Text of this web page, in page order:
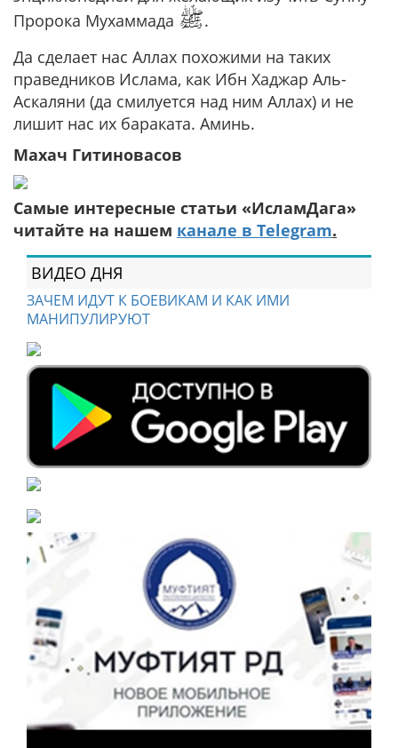
Пророка Мухаммада ﷺ.
Да сделает нас Аллах похожими на таких
праведников Ислама, как Ибн Хаджар Аль-
Аскаляни (да смилуется над ним Аллах) и не
лишит нас их бараката. Аминь.
Махач Гитиновасов
Самые интересные статьи «ИсламДага»
читайте на нашем канале в Telegram.
ВИДЕО ДНЯ
ЗАЧЕМ ИДУТ К БОЕВИКАМ И КАК ИМИ
МАНИПУЛИРУЮТ